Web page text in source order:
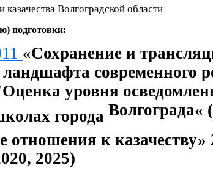
Волгоградской области
подготовки:
«Сохранение и
ландшафта современного
уровня
города Волгограда«
отношения к казачеству»
2025)